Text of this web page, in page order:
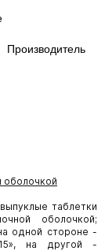
Производитель
оболочкой
таблетки
оболочкой;
одной стороне -
на другой -